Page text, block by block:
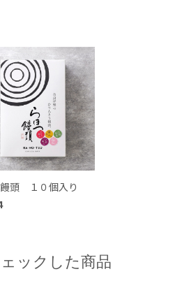
頭 １０個入り
ックした商品